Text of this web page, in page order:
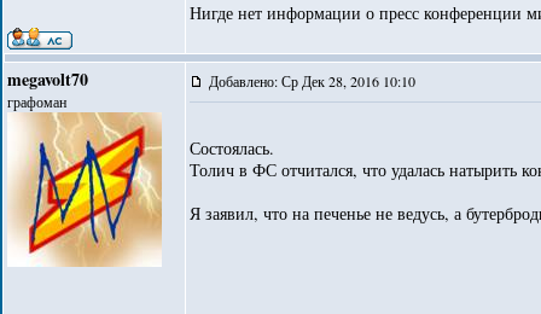
Нигде нет информации о пресс конференции
megavolt70
графоман
Добавлено: Ср Дек 28, 2016 10:10
Состоялась.
Толич в ФС отчитался, что удалась натырить
Я заявил, что на печенье не ведусь, а